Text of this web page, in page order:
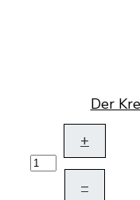
Der
+
–